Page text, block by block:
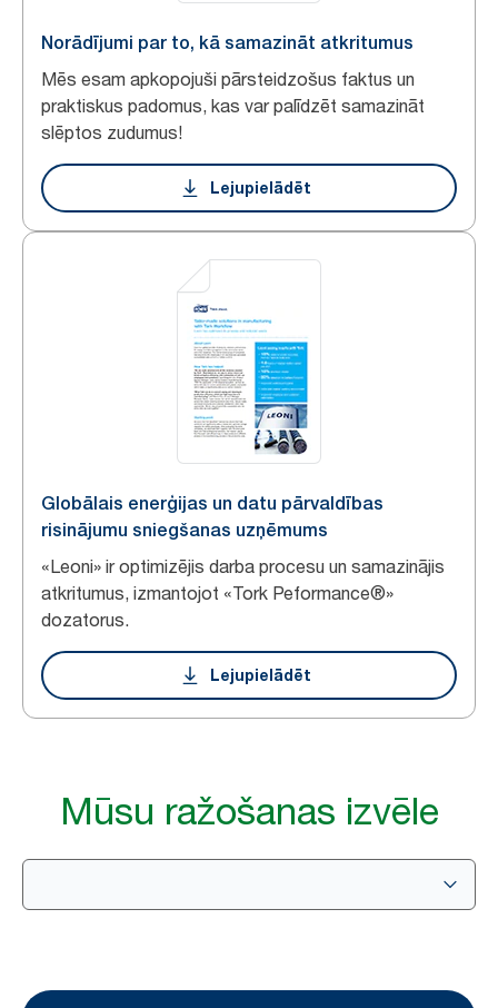
Norādījumi par to, kā samazināt atkritumus
Mēs esam apkopojuši pārsteidzošus faktus un
praktiskus padomus, kas var palīdzēt samazināt
slēptos zudumus!
Lejupielādēt
Globālais enerģijas un datu pārvaldības
risinājumu sniegšanas uzņēmums
«Leoni» ir optimizējis darba procesu un samazinājis
atkritumus, izmantojot «Tork Peformance®»
dozatorus.
Lejupielādēt
Mūsu ražošanas izvēle